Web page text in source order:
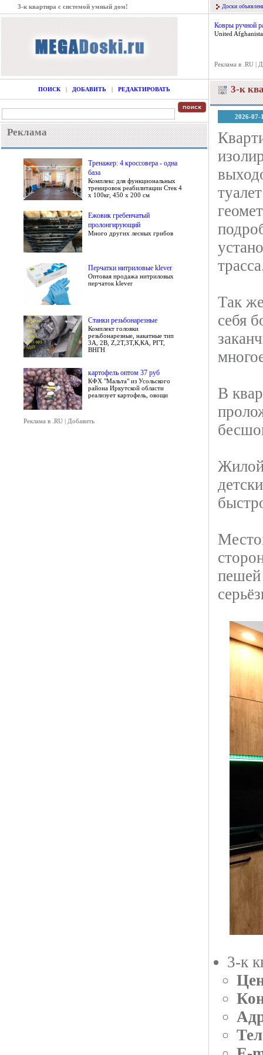
3-к квартира с системой умный дом! Доски
Ковры ручной
United
Реклама в .RU |
ПОИСК | ДОБАВИТЬ | РЕДАКТИРОВАТЬ
Реклама
Тренажер: 4 кроссовера - одна
база
Комплекс для функциональных
тренировок реабилитации Стек 4
х 100кг, 450 х 200 см
Ежовик гребенчатый
пролонгирующий
Много других лесных грибов
Перчатки нитриловые klever
Оптовая продажа нитриловых
перчаток klever
Станки резьбонарезные
Комплект головки
резьбонарезные, накатные тип
3А, 2В, Z,2Т,3Т,К,КА, РГТ,
ВНГН
картофель оптом 37 руб
КФХ "Мальта" из Усольского
района Иркутской области
реализует картофель, овощи
Реклама в .RU| Добавить
3-к
2026-07-
Так
себя
В
Жилой
пешей
3-к